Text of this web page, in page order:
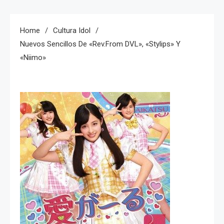
Home
Cultura Idol
Nuevos Sencillos De «Rev.from DVL», «Stylips» Y
«Niimo»